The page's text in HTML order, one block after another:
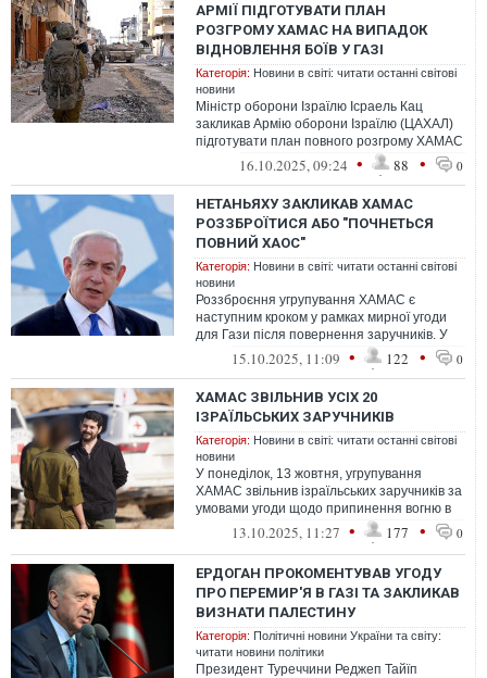
АРМІЇ ПІДГОТУВАТИ ПЛАН
РОЗГРОМУ ХАМАС НА ВИПАДОК
ВІДНОВЛЕННЯ БОЇВ У ГАЗІ
Категорія: Новини в світі: читати останні світові
новини
Міністр оборони Ізраїлю Ісраель Кац
закликав Армію оборони Ізраїлю (ЦАХАЛ)
підготувати план повного розгрому ХАМАС
на випадок відновлення бойових дій ...
16.10.2025, 09:24 • 88 • 0
НЕТАНЬЯХУ ЗАКЛИКАВ ХАМАС
РОЗЗБРОЇТИСЯ АБО "ПОЧНЕТЬСЯ
ПОВНИЙ ХАОС"
Категорія: Новини в світі: читати останні світові
новини
Роззброєння угрупування ХАМАС є
наступним кроком у рамках мирної угоди
для Гази після повернення заручників. У
разі відмови скласти зброю "почнеться п...
15.10.2025, 11:09 • 122 • 0
ХАМАС ЗВІЛЬНИВ УСІХ 20
ІЗРАЇЛЬСЬКИХ ЗАРУЧНИКІВ
Категорія: Новини в світі: читати останні світові
новини
У понеділок, 13 жовтня, угрупування
ХАМАС звільнив ізраїльських заручників за
умовами угоди щодо припинення вогню в
секторі Гази
13.10.2025, 11:27 • 177 • 0
ЕРДОГАН ПРОКОМЕНТУВАВ УГОДУ
ПРО ПЕРЕМИР'Я В ГАЗІ ТА ЗАКЛИКАВ
ВИЗНАТИ ПАЛЕСТИНУ
Категорія: Політичні новини України та світу:
читати новини політики
Президент Туреччини Реджеп Тайїп